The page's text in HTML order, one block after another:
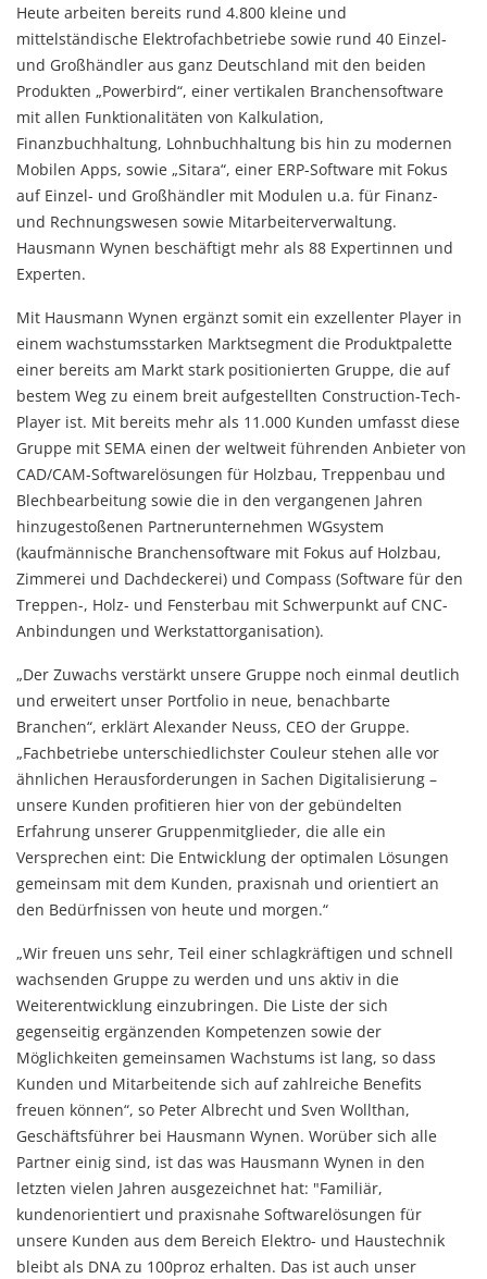
Heute arbeiten bereits rund 4.800 kleine und
mittelständische Elektrofachbetriebe sowie rund 40 Einzel-
und Großhändler aus ganz Deutschland mit den beiden
Produkten „Powerbird“, einer vertikalen Branchensoftware
mit allen Funktionalitäten von Kalkulation,
Finanzbuchhaltung, Lohnbuchhaltung bis hin zu modernen
Mobilen Apps, sowie „Sitara“, einer ERP-Software mit Fokus
auf Einzel- und Großhändler mit Modulen u.a. für Finanz-
und Rechnungswesen sowie Mitarbeiterverwaltung.
Hausmann Wynen beschäftigt mehr als 88 Expertinnen und
Experten.
Mit Hausmann Wynen ergänzt somit ein exzellenter Player in
einem wachstumsstarken Marktsegment die Produktpalette
einer bereits am Markt stark positionierten Gruppe, die auf
bestem Weg zu einem breit aufgestellten Construction-Tech-
Player ist. Mit bereits mehr als 11.000 Kunden umfasst diese
Gruppe mit SEMA einen der weltweit führenden Anbieter von
CAD/CAM-Softwarelösungen für Holzbau, Treppenbau und
Blechbearbeitung sowie die in den vergangenen Jahren
hinzugestoßenen Partnerunternehmen WGsystem
(kaufmännische Branchensoftware mit Fokus auf Holzbau,
Zimmerei und Dachdeckerei) und Compass (Software für den
Treppen-, Holz- und Fensterbau mit Schwerpunkt auf CNC-
Anbindungen und Werkstattorganisation).
„Der Zuwachs verstärkt unsere Gruppe noch einmal deutlich
und erweitert unser Portfolio in neue, benachbarte
Branchen“, erklärt Alexander Neuss, CEO der Gruppe.
„Fachbetriebe unterschiedlichster Couleur stehen alle vor
ähnlichen Herausforderungen in Sachen Digitalisierung –
unsere Kunden profitieren hier von der gebündelten
Erfahrung unserer Gruppenmitglieder, die alle ein
Versprechen eint: Die Entwicklung der optimalen Lösungen
gemeinsam mit dem Kunden, praxisnah und orientiert an
den Bedürfnissen von heute und morgen.“
„Wir freuen uns sehr, Teil einer schlagkräftigen und schnell
wachsenden Gruppe zu werden und uns aktiv in die
Weiterentwicklung einzubringen. Die Liste der sich
gegenseitig ergänzenden Kompetenzen sowie der
Möglichkeiten gemeinsamen Wachstums ist lang, so dass
Kunden und Mitarbeitende sich auf zahlreiche Benefits
freuen können“, so Peter Albrecht und Sven Wollthan,
Geschäftsführer bei Hausmann Wynen. Worüber sich alle
Partner einig sind, ist das was Hausmann Wynen in den
letzten vielen Jahren ausgezeichnet hat: "Familiär,
kundenorientiert und praxisnahe Softwarelösungen für
unsere Kunden aus dem Bereich Elektro- und Haustechnik
bleibt als DNA zu 100proz erhalten. Das ist auch unser